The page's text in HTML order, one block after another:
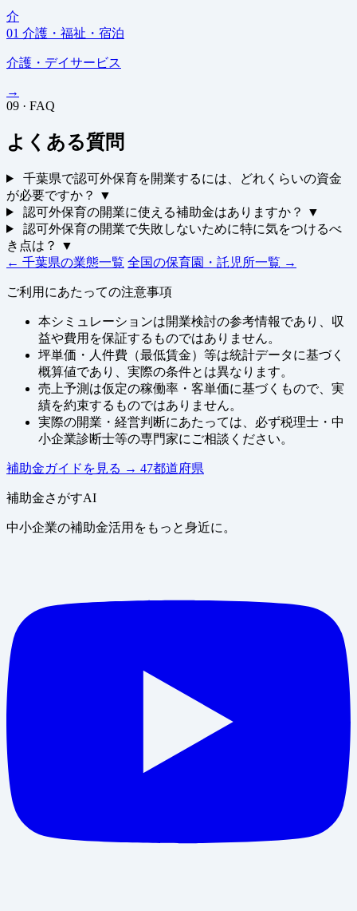
介
01 介護・福祉・宿泊
介護・デイサービス
→
09 · FAQ
よくある質問
千葉県で認可外保育を開業するには、どれくらいの資金
が必要ですか？
▼
認可外保育の開業に使える補助金はありますか？
▼
認可外保育の開業で失敗しないために特に気をつけるべ
き点は？
▼
← 千葉県の業態一覧 全国の保育園・託児所一覧 →
ご利用にあたっての注意事項
本シミュレーションは開業検討の参考情報であり、収
益や費用を保証するものではありません。
坪単価・人件費（最低賃金）等は統計データに基づく
概算値であり、実際の条件とは異なります。
売上予測は仮定の稼働率・客単価に基づくもので、実
績を約束するものではありません。
実際の開業・経営判断にあたっては、必ず税理士・中
小企業診断士等の専門家にご相談ください。
補助金ガイドを見る → 47都道府県
補助金さがすAI
中小企業の補助金活用をもっと身近に。